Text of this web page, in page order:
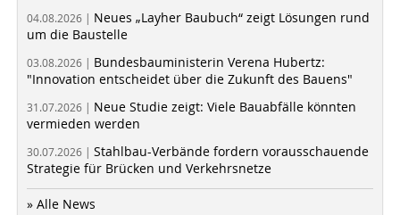
04.08.2026 | Neues „Layher Baubuch“ zeigt Lösungen rund
um die Baustelle
03.08.2026 | Bundesbauministerin Verena Hubertz:
"Innovation entscheidet über die Zukunft des Bauens"
31.07.2026 | Neue Studie zeigt: Viele Bauabfälle könnten
vermieden werden
30.07.2026 | Stahlbau-Verbände fordern vorausschauende
Strategie für Brücken und Verkehrsnetze
» Alle News